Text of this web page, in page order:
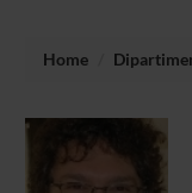
Home